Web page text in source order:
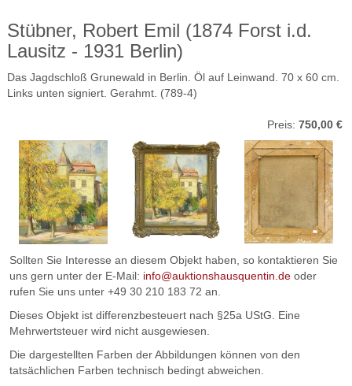
Stübner, Robert Emil (1874 Forst i.d.
Lausitz - 1931 Berlin)
Das Jagdschloß Grunewald in Berlin. Öl auf Leinwand. 70 x 60 cm.
Links unten signiert. Gerahmt. (789-4)
Preis: 750,00 €
Sollten Sie Interesse an diesem Objekt haben, so kontaktieren Sie
uns gern unter der E-Mail: info@auktionshausquentin.de oder
rufen Sie uns unter +49 30 210 183 72 an.
Dieses Objekt ist differenzbesteuert nach §25a UStG. Eine
Mehrwertsteuer wird nicht ausgewiesen.
Die dargestellten Farben der Abbildungen können von den
tatsächlichen Farben technisch bedingt abweichen.